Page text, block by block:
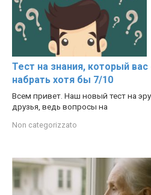
Тест на знания, который
набрать хотя бы 7/10
Всем привет. Наш новый тест на
друзья, ведь вопросы на
Non categorizzato